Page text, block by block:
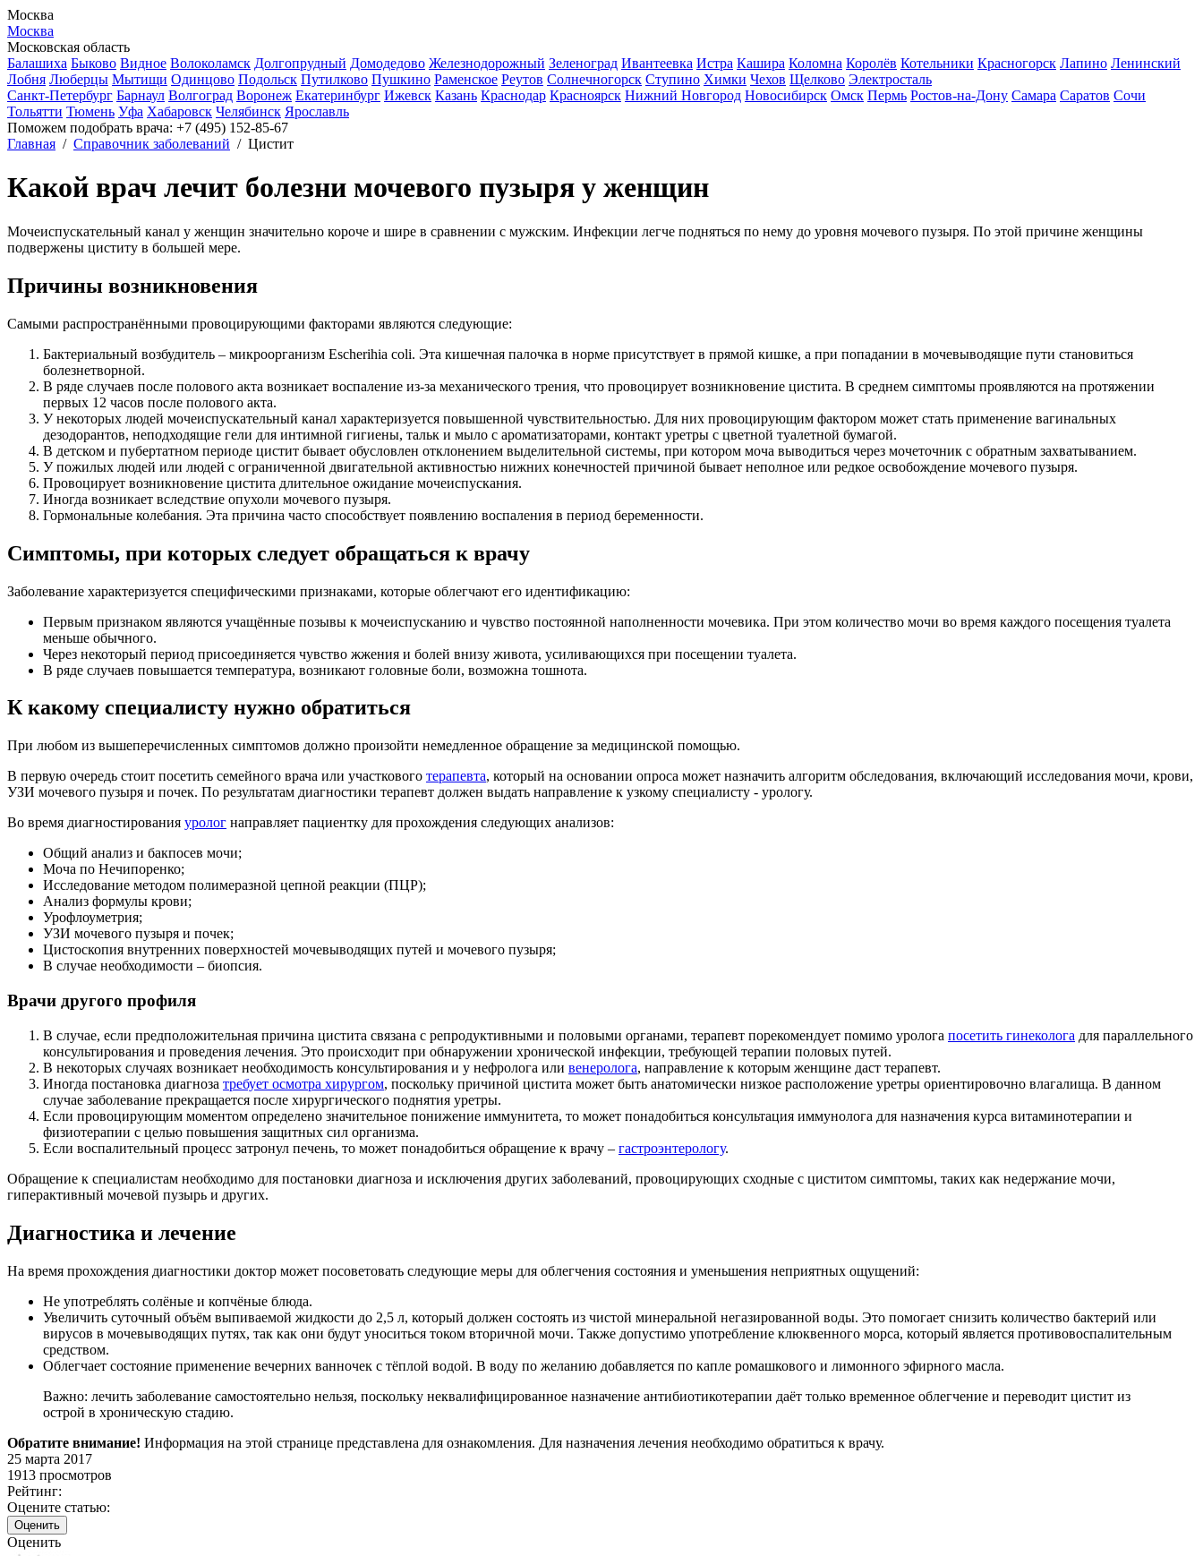
Москва
Москва
Московская область
Балашиха Быково Видное Волоколамск Долгопрудный Домодедово Железнодорожный Зеленоград Ивантеевка Истра Кашира Коломна Королёв Котельники Красногорск Лапино Ленинский
Лобня Люберцы Мытищи Одинцово Подольск Путилково Пушкино Раменское Реутов Солнечногорск Ступино Химки Чехов Щелково Электросталь
Санкт-Петербург Барнаул Волгоград Воронеж Екатеринбург Ижевск Казань Краснодар Красноярск Нижний Новгород Новосибирск Омск Пермь Ростов-на-Дону Самара Саратов Сочи
Тольятти Тюмень Уфа Хабаровск Челябинск Ярославль
Поможем подобрать врача: +7 (495) 152-85-67
Главная / Справочник заболеваний / Цистит
Какой врач лечит болезни мочевого пузыря у женщин
Мочеиспускательный канал у женщин значительно короче и шире в сравнении с мужским. Инфекции легче подняться по нему до уровня мочевого пузыря. По этой причине женщины
подвержены циститу в большей мере.
Причины возникновения
Самыми распространёнными провоцирующими факторами являются следующие:
Бактериальный возбудитель – микроорганизм Escherihia coli. Эта кишечная палочка в норме присутствует в прямой кишке, а при попадании в мочевыводящие пути становиться
болезнетворной.
В ряде случаев после полового акта возникает воспаление из-за механического трения, что провоцирует возникновение цистита. В среднем симптомы проявляются на протяжении
первых 12 часов после полового акта.
У некоторых людей мочеиспускательный канал характеризуется повышенной чувствительностью. Для них провоцирующим фактором может стать применение вагинальных
дезодорантов, неподходящие гели для интимной гигиены, тальк и мыло с ароматизаторами, контакт уретры с цветной туалетной бумагой.
В детском и пубертатном периоде цистит бывает обусловлен отклонением выделительной системы, при котором моча выводиться через мочеточник с обратным захватыванием.
У пожилых людей или людей с ограниченной двигательной активностью нижних конечностей причиной бывает неполное или редкое освобождение мочевого пузыря.
Провоцирует возникновение цистита длительное ожидание мочеиспускания.
Иногда возникает вследствие опухоли мочевого пузыря.
Гормональные колебания. Эта причина часто способствует появлению воспаления в период беременности.
Симптомы, при которых следует обращаться к врачу
Заболевание характеризуется специфическими признаками, которые облегчают его идентификацию:
Первым признаком являются учащённые позывы к мочеиспусканию и чувство постоянной наполненности мочевика. При этом количество мочи во время каждого посещения туалета
меньше обычного.
Через некоторый период присоединяется чувство жжения и болей внизу живота, усиливающихся при посещении туалета.
В ряде случаев повышается температура, возникают головные боли, возможна тошнота.
К какому специалисту нужно обратиться
При любом из вышеперечисленных симптомов должно произойти немедленное обращение за медицинской помощью.
В первую очередь стоит посетить семейного врача или участкового терапевта, который на основании опроса может назначить алгоритм обследования, включающий исследования мочи, крови,
УЗИ мочевого пузыря и почек. По результатам диагностики терапевт должен выдать направление к узкому специалисту - урологу.
Во время диагностирования уролог направляет пациентку для прохождения следующих анализов:
Общий анализ и бакпосев мочи;
Моча по Нечипоренко;
Исследование методом полимеразной цепной реакции (ПЦР);
Анализ формулы крови;
Урофлоуметрия;
УЗИ мочевого пузыря и почек;
Цистоскопия внутренних поверхностей мочевыводящих путей и мочевого пузыря;
В случае необходимости – биопсия.
Врачи другого профиля
В случае, если предположительная причина цистита связана с репродуктивными и половыми органами, терапевт порекомендует помимо уролога посетить гинеколога для параллельного
консультирования и проведения лечения. Это происходит при обнаружении хронической инфекции, требующей терапии половых путей.
В некоторых случаях возникает необходимость консультирования и у нефролога или венеролога, направление к которым женщине даст терапевт.
Иногда постановка диагноза требует осмотра хирургом, поскольку причиной цистита может быть анатомически низкое расположение уретры ориентировочно влагалища. В данном
случае заболевание прекращается после хирургического поднятия уретры.
Если провоцирующим моментом определено значительное понижение иммунитета, то может понадобиться консультация иммунолога для назначения курса витаминотерапии и
физиотерапии с целью повышения защитных сил организма.
Если воспалительный процесс затронул печень, то может понадобиться обращение к врачу – гастроэнтерологу.
Обращение к специалистам необходимо для постановки диагноза и исключения других заболеваний, провоцирующих сходные с циститом симптомы, таких как недержание мочи,
гиперактивный мочевой пузырь и других.
Диагностика и лечение
На время прохождения диагностики доктор может посоветовать следующие меры для облегчения состояния и уменьшения неприятных ощущений:
Не употреблять солёные и копчёные блюда.
Увеличить суточный объём выпиваемой жидкости до 2,5 л, который должен состоять из чистой минеральной негазированной воды. Это помогает снизить количество бактерий или
вирусов в мочевыводящих путях, так как они будут уноситься током вторичной мочи. Также допустимо употребление клюквенного морса, который является противовоспалительным
средством.
Облегчает состояние применение вечерних ванночек с тёплой водой. В воду по желанию добавляется по капле ромашкового и лимонного эфирного масла.
Важно: лечить заболевание самостоятельно нельзя, поскольку неквалифицированное назначение антибиотикотерапии даёт только временное облегчение и переводит цистит из
острой в хроническую стадию.
Обратите внимание! Информация на этой странице представлена для ознакомления. Для назначения лечения необходимо обратиться к врачу.
25 марта 2017
1913 просмотров
Рейтинг:
Оцените статью:
Оценить